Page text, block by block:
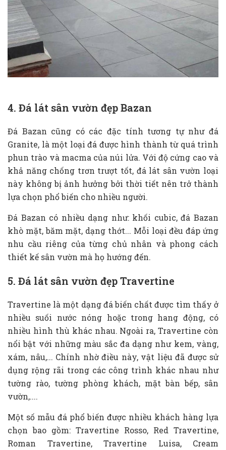
4. Đá lát sân vườn đẹp Bazan
Đá Bazan cũng có các đặc tính tương tự như đá
Granite, là một loại đá được hình thành từ quá trình
phun trào và macma của núi lửa. Với độ cứng cao và
khả năng chống trơn trượt tốt, đá lát sân vườn loại
này không bị ảnh hưởng bởi thời tiết nên trở thành
lựa chọn phổ biến cho nhiều người.
Đá Bazan có nhiều dạng như: khối cubic, đá Bazan
khò mặt, băm mặt, dạng thớt... Mỗi loại đều đáp ứng
nhu cầu riêng của từng chủ nhân và phong cách
thiết kế sân vườn mà họ hướng đến.
5. Đá lát sân vườn đẹp Travertine
Travertine là một dạng đá biến chất được tìm thấy ở
nhiều suối nước nóng hoặc trong hang động, có
nhiều hình thù khác nhau. Ngoài ra, Travertine còn
nổi bật với những màu sắc đa dạng như kem, vàng,
xám, nâu,... Chính nhờ điều này, vật liệu đã được sử
dụng rộng rãi trong các công trình khác nhau như
tường rào, tường phòng khách, mặt bàn bếp, sân
vườn,....
Một số mẫu đá phổ biến được nhiều khách hàng lựa
chọn bao gồm: Travertine Rosso, Red Travertine,
Roman Travertine, Travertine Luisa, Cream